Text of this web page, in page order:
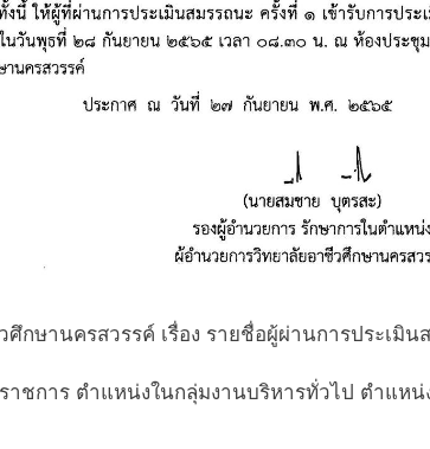
กษานครสวรรค์ เรื่อง รายชื่อผู้ผ่านการประเมิน
ราชการ ตำแหน่งในกลุ่มงานบริหารทั่วไป ตำแห